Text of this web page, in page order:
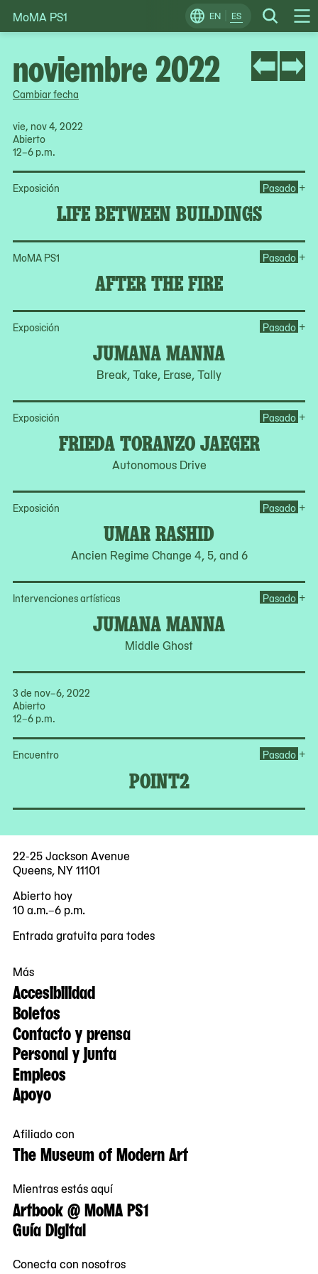
Skip
to
EN ES Search
Change
Locale
MoMA PS1
Cambiar fecha
vie, nov 4, 2022
Abierto
12–6 p.m.
Exposición
LIFE BETWEEN BUILDINGS
Pasado +
MoMA PS1
AFTER THE FIRE
Pasado +
Exposición
JUMANA MANNA
Break, Take, Erase, Tally
Pasado +
Exposición
FRIEDA TORANZO JAEGER
Autonomous Drive
Pasado +
Exposición
UMAR RASHID
Ancien Regime Change 4, 5, and 6
Pasado +
Intervenciones artísticas
JUMANA MANNA
Middle Ghost
Pasado +
3 de nov–6, 2022
Abierto
12–6 p.m.
Encuentro
POINT2
Pasado +
noviembre 2022
22-25 Jackson Avenue
Queens, NY 11101
Abierto hoy
10 a.m.–6 p.m.
Entrada gratuita para todes
Más
Accesibilidad
Boletos
Contacto y prensa
Personal y junta
Empleos
Apoyo
Afiliado con
The Museum of Modern Art
Mientras estás aquí
Artbook @ MoMA PS1
Guía Digital
Conecta con nosotros